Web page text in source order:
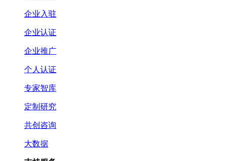
企业入驻
企业认证
企业推广
个人认证
专家智库
定制研究
共创咨询
大数据